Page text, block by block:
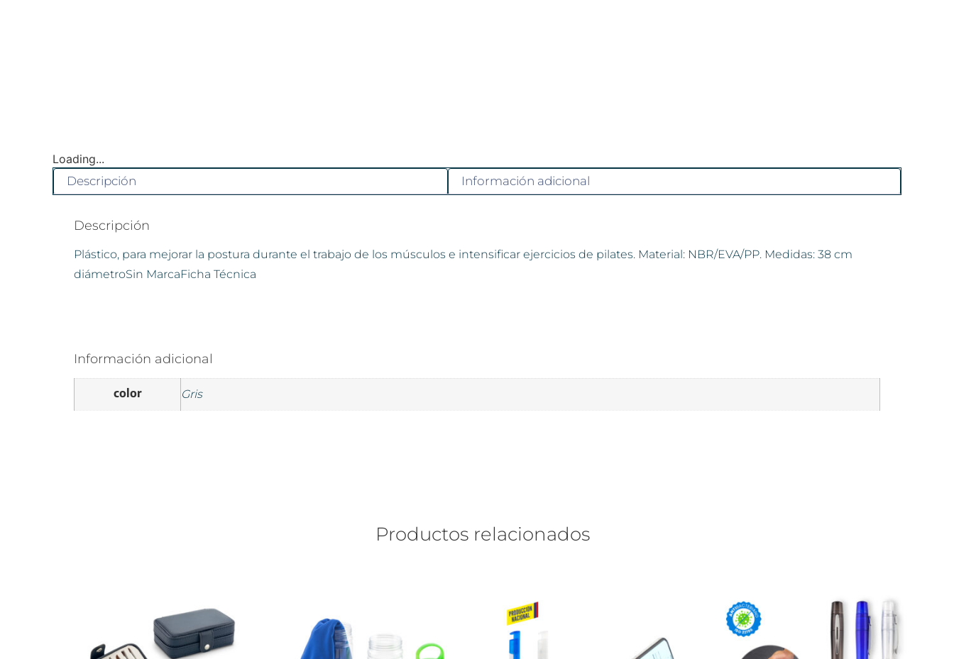
Loading...
Descripción
Información adicional
Descripción
Plástico, para mejorar la postura durante el trabajo de los músculos e intensificar ejercicios de pilates. Material: NBR/EVA/PP. Medidas: 38 cm
diámetroSin MarcaFicha Técnica
Información adicional
color Gris
Productos relacionados